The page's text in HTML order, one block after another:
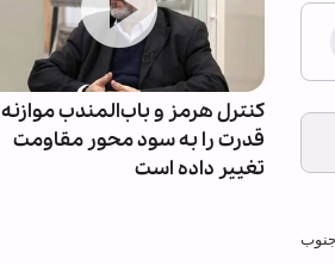
جنوب
کرد
کنترل هرمز و باب‌المندب موازنه
قدرت را به سود محور مقاومت
تغییر داده است